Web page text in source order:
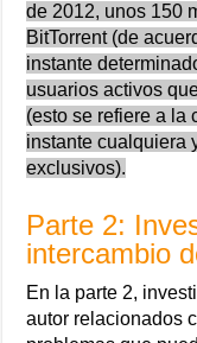
de 2012, unos 150
BitTorrent (de
instante
usuarios activos
(esto se refiere a la
instante cualquiera
exclusivos).
Parte 2:
intercambio
En la parte 2,
autor relacionados